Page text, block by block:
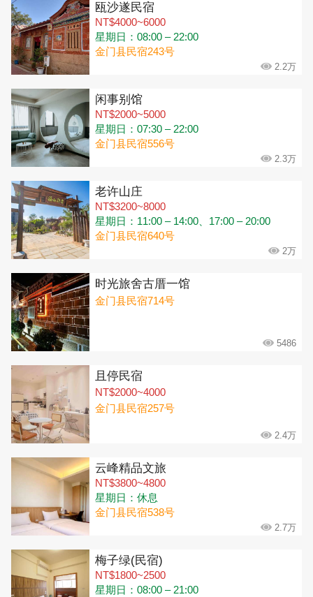
瓯沙遂民宿
NT$4000~6000
星期日：08:00 – 22:00
金门县民宿243号
2.2万
闲事别馆
NT$2000~5000
星期日：07:30 – 22:00
金门县民宿556号
2.3万
老许山庄
NT$3200~8000
星期日：11:00 – 14:00、17:00 – 20:00
金门县民宿640号
2万
时光旅舍古厝一馆
金门县民宿714号
5486
且停民宿
NT$2000~4000
金门县民宿257号
2.4万
云峰精品文旅
NT$3800~4800
星期日：休息
金门县民宿538号
2.7万
梅子绿(民宿)
NT$1800~2500
星期日：08:00 – 21:00